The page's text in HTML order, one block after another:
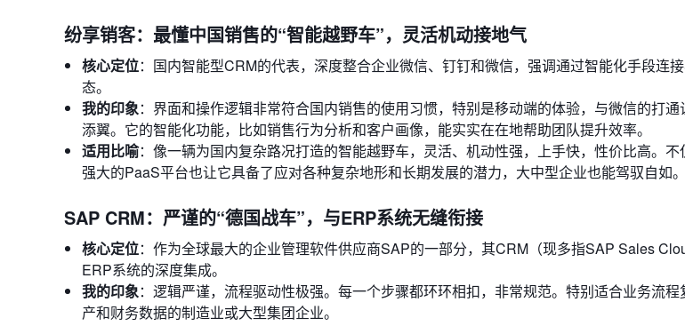
纷享销客：最懂中国销售的“智能越野车”，灵活机动接地气
核心定位：国内智能型CRM的代表，深度整合企业微信、钉钉和微信，强调通过智能化手段连
态。
我的印象：界面和操作逻辑非常符合国内销售的使用习惯，特别是移动端的体验，与微信的打
添翼。它的智能化功能，比如销售行为分析和客户画像，能实实在在地帮助团队提升效率。
适用比喻：像一辆为国内复杂路况打造的智能越野车，灵活、机动性强，上手快，性价比高。
强大的PaaS平台也让它具备了应对各种复杂地形和长期发展的潜力，大中型企业也能驾驭自如。
SAP CRM：严谨的“德国战车”，与ERP系统无缝衔接
核心定位：作为全球最大的企业管理软件供应商SAP的一部分，其CRM（现多指SAP Sales
ERP系统的深度集成。
我的印象：逻辑严谨，流程驱动性极强。每一个步骤都环环相扣，非常规范。特别适合业务流
产和财务数据的制造业或大型集团企业。